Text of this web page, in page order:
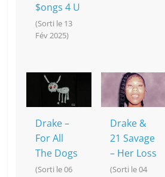
$ongs 4 U
(Sorti le 13
Fév 2025)
Drake –
For All
The Dogs
(Sorti le 06
Drake &
21 Savage
– Her Loss
(Sorti le 04